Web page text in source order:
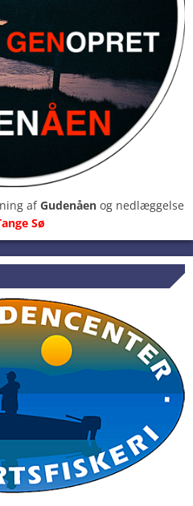
afGudenåen og nedlæggelse
Sø